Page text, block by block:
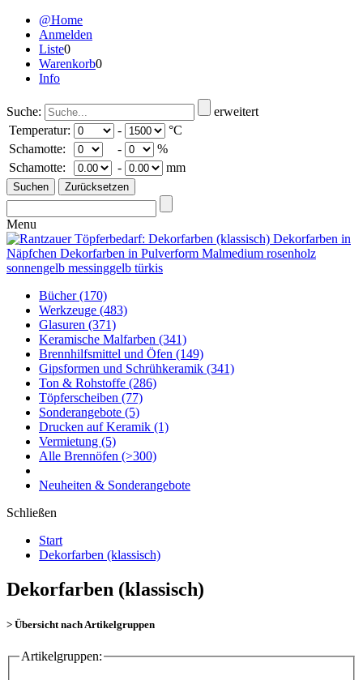
@Home
Anmelden
Liste0
Warenkorb0
Info
Suche:
erweitert
Temperatur:
-
°C
Schamotte:
-
%
Schamotte:
- mm
Menu
Bücher(170)
Werkzeuge (483)
Glasuren (371)
Keramische Malfarben (341)
Brennhilfsmittel und Öfen (149)
Gipsformen und Schrühkeramik (341)
Ton & Rohstoffe (286)
Töpferscheiben (77)
Sonderangebote (5)
Drucken auf Keramik (1)
Vermietung (5)
Alle Brennöfen (>300)
Neuheiten & Sonderangebote
Schließen
Start
Dekorfarben (klassisch)
Dekorfarben (klassisch)
> Übersicht nach Artikelgruppen
Artikelgruppen: